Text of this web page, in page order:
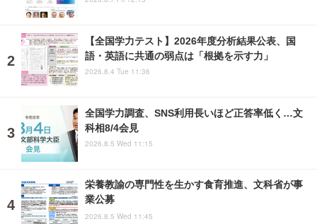
【全国学力テスト】2026年度分析結果公表、国
語・英語に共通の弱点は「根拠を示す力」
2026.8.4 Tue 11:36
全国学力調査、SNS利用長いほど正答率低く…文
科相8/4会見
2026.8.5 Wed 11:15
栄養教諭の専門性を生かす食育推進、文科省が事
業公募
2026.8.5 Wed 11:45